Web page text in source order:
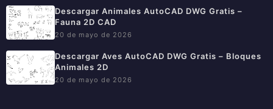
Descargar Animales AutoCAD DWG Gratis –
Fauna 2D CAD
20 de mayo de 2026
Descargar Aves AutoCAD DWG Gratis – Bloques
Animales 2D
20 de mayo de 2026